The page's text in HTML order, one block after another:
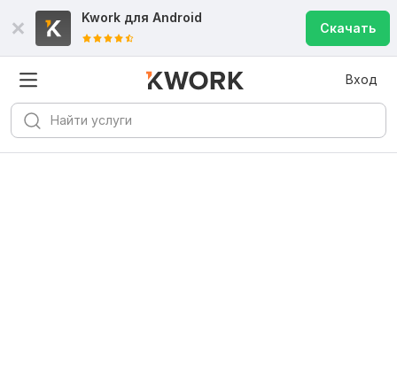
Kwork для Android
Скачать
Вход